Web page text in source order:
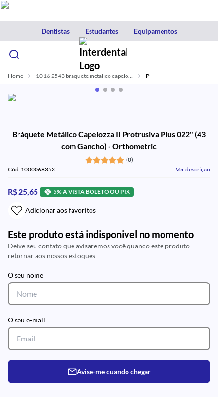
Dentistas Estudantes Equipamentos
Home 10 16 2543 braquete metalico capelozza ii protrusiva plus 022 43 com gancho orthometric P
Bráquete Metálico Capelozza II Protrusiva Plus 022" (43
com Gancho) - Orthometric
(0)
Cód. 1000068353
Ver descrição
R$ 25,65 5% À VISTA BOLETO OU PIX
Adicionar aos favoritos
Este produto está indisponivel no momento
Deixe seu contato que avisaremos você quando este produto
retornar aos nossos estoques
O seu nome
O seu e-mail
Avise-me quando chegar